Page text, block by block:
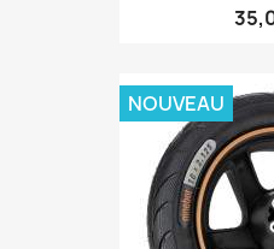
NOUVEAU